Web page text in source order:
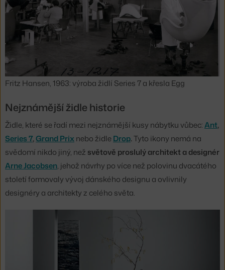
Fritz Hansen, 1963: výroba židlí Series 7 a křesla Egg
Nejznámější židle historie
Židle, které se řadí mezi nejznámější kusy nábytku vůbec:Ant,
Series 7,Grand Prixnebo židleDrop.Tyto ikony nemá na
svědomí nikdo jiný, než světově proslulý architekt a designér
Arne Jacobsen, jehož návrhy po více než polovinu dvacátého
století formovaly vývoj dánského designu a ovlivnily
designéry a architekty z celého světa.